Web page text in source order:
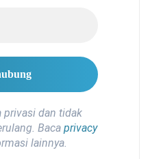
privasi dan tidak
Baca privacy
lainnya.